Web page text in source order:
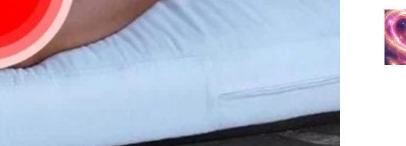
kroz emotivne lomove. Neki su morali da se pomire sa
bila spremna na istu dubinu osećanja. Neki su shvatili da su
da bolje razume sebe i svoje granice.